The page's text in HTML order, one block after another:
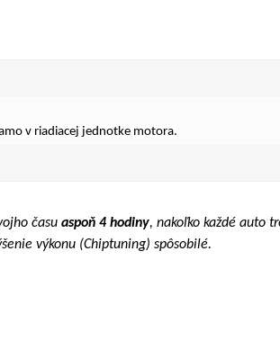
v riadiacej jednotke motora.
času aspoň 4 hodiny, nakoľko každé auto
výkonu (Chiptuning) spôsobilé.